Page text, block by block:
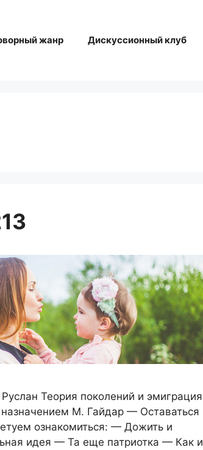
жанр Дискуссионный клуб
Теория поколений и эмиграция
М. Гайдар — Оставаться
ознакомиться: — Дожить и
идея — Та еще патриотка — Как и